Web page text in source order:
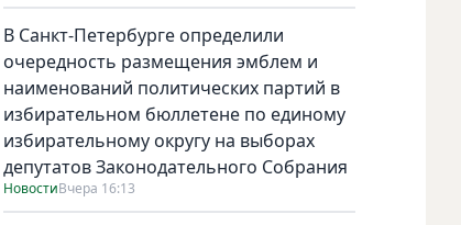
В Санкт-Петербурге определили
очередность размещения эмблем и
наименований политических партий в
избирательном бюллетене по единому
избирательному округу на выборах
депутатов Законодательного Собрания
НовостиВчера 16:13